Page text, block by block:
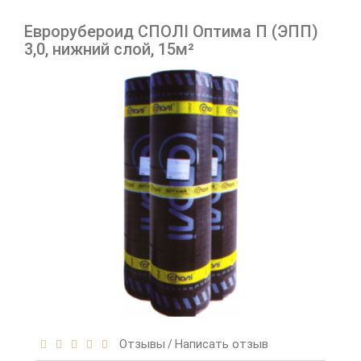
Еврорубероид СПОЛІ Оптима П (ЭПП)
3,0, нижний слой, 15м²
Отзывы /Написать отзыв